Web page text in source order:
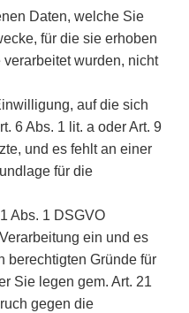
Daten, welche Sie
für die sie erhoben
wurden, nicht
auf die sich
6 Abs. 1 lit. a oder Art. 9
und es fehlt an einer
für die
Abs. 1 DSGVO
ein und es
berechtigten Gründe für
Sie legen gem. Art. 21
gegen die